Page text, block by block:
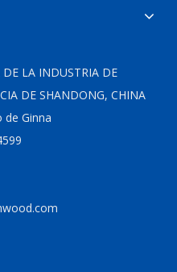
LA INDUSTRIA DE
DE SHANDONG, CHINA
de Ginna